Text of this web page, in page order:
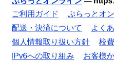
ご利用ガイド
ぷらっとオ
配送・決済について
よく
個人情報取り扱い方針
校
IPv6への取り組み
お客様